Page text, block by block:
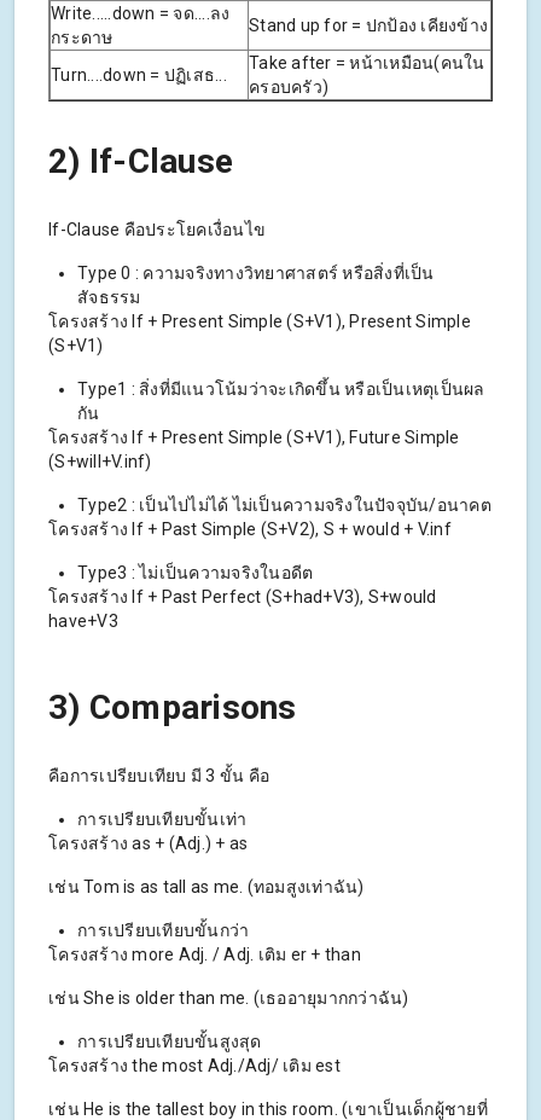
Write.....down = จด....ลง
กระดาษ
Stand up for = ปกป้อง เคียงข้าง
Turn....down = ปฏิเสธ...
Take after = หน้าเหมือน(คนใน
ครอบครัว)
2) If-Clause
If-Clause คือประโยคเงื่อนไข
Type 0 : ความจริงทางวิทยาศาสตร์ หรือสิ่งที่เป็น
สัจธรรม
โครงสร้าง If + Present Simple (S+V1), Present Simple
(S+V1)
Type1 : สิ่งที่มีแนวโน้มว่าจะเกิดขึ้น หรือเป็นเหตุเป็นผล
กัน
โครงสร้าง If + Present Simple (S+V1), Future Simple
(S+will+V.inf)
Type2 : เป็นไปไม่ได้ ไม่เป็นความจริงในปัจจุบัน/อนาคต
โครงสร้าง If + Past Simple (S+V2), S + would + V.inf
Type3 : ไม่เป็นความจริงในอดีต
โครงสร้าง If + Past Perfect (S+had+V3), S+would
have+V3
3) Comparisons
คือการเปรียบเทียบ มี 3 ขั้น คือ
การเปรียบเทียบขั้นเท่า
โครงสร้าง as + (Adj.) + as
เช่น Tom is as tall as me. (ทอมสูงเท่าฉัน)
การเปรียบเทียบขั้นกว่า
โครงสร้าง more Adj. / Adj. เติม er + than
เช่น She is older than me. (เธออายุมากกว่าฉัน)
การเปรียบเทียบขั้นสูงสุด
โครงสร้าง the most Adj./Adj/ เติม est
เช่น He is the tallest boy in this room. (เขาเป็นเด็กผู้ชายที่